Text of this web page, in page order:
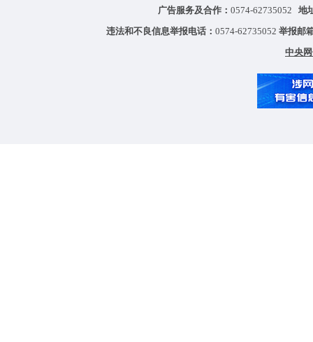
广告服务及合作： 0574-62735052 地
违法和不良信息举报电话： 0574-62735052 举报邮
中央